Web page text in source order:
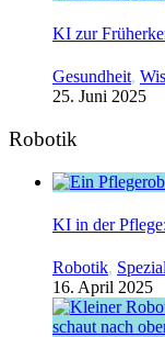
KI zur
Gesundheit,
25. Juni 2025
Robotik
KI in der
Robotik, Spezial
16. April 2025